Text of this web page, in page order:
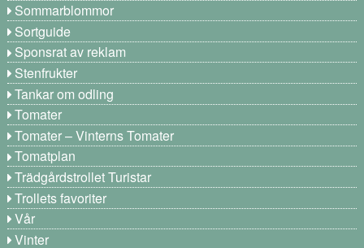
Sommarblommor
Sortguide
Sponsrat av reklam
Stenfrukter
Tankar om odling
Tomater
Tomater – Vinterns Tomater
Tomatplan
Trädgårdstrollet Turistar
Trollets favoriter
Vår
Vinter